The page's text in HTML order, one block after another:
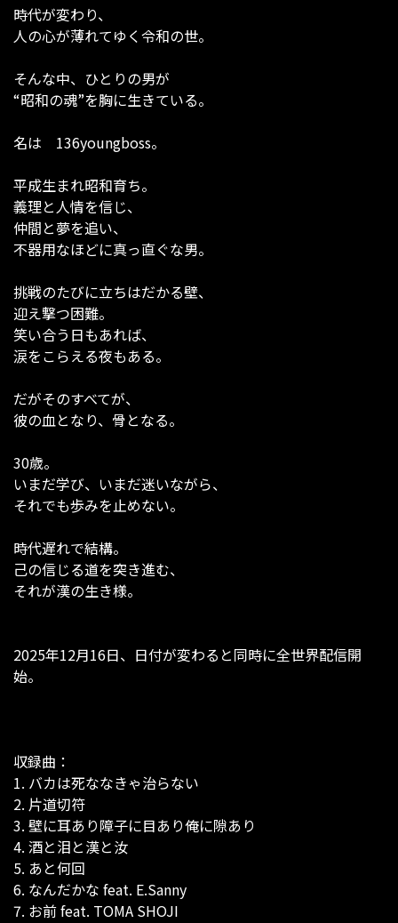
時代が変わり、
人の心が薄れてゆく令和の世。
そんな中、ひとりの男が
“昭和の魂”を胸に生きている。
名は 136youngboss。
平成生まれ昭和育ち。
義理と人情を信じ、
仲間と夢を追い、
不器用なほどに真っ直ぐな男。
挑戦のたびに立ちはだかる壁、
迎え撃つ困難。
笑い合う日もあれば、
涙をこらえる夜もある。
だがそのすべてが、
彼の血となり、骨となる。
30歳。
いまだ学び、いまだ迷いながら、
それでも歩みを止めない。
時代遅れで結構。
己の信じる道を突き進む、
それが漢の生き様。
2025年12月16日、日付が変わると同時に全世界配信開
始。
収録曲：
1. バカは死ななきゃ治らない
2. 片道切符
3. 壁に耳あり障子に目あり俺に隙あり
4. 酒と泪と漢と汝
5. あと何回
6. なんだかな feat. E.Sanny
7. お前 feat. TOMA SHOJI